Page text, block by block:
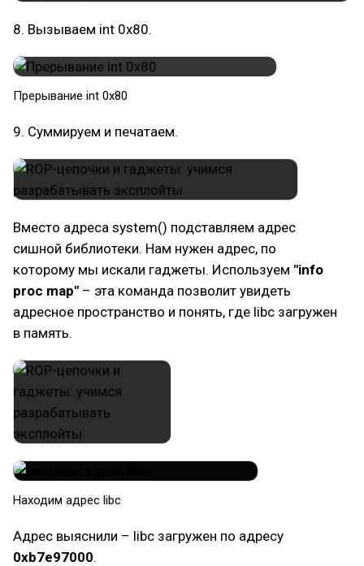
8. Вызываем int 0x80.
​Прерывание int 0x80
9. Суммируем и печатаем.
Вместо адреса system() подставляем адрес
сишной библиотеки. Нам нужен адрес, по
которому мы искали гаджеты. Используем "info
proc map" – эта команда позволит увидеть
адресное пространство и понять, где libc загружен
в память.
​Находим адрес libc
Адрес выяснили – libc загружен по адресу
0xb7e97000.